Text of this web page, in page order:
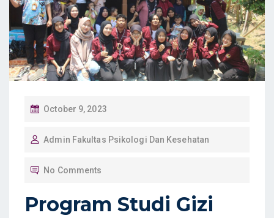
P
S
O
October 9, 2023
Admin Fakultas Psikologi Dan Kesehatan
No Comments
Program Studi Gizi